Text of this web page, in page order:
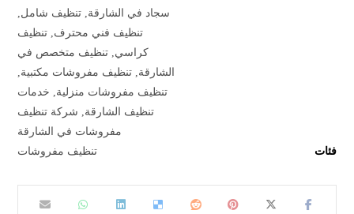
سجاد في الشارقة تنظيف شامل
تنظيف فني محترف تنظيف
كراسي تنظيف متخصص في
الشارقة تنظيف مفروشات مكتبية
تنظيف مفروشات منزلية
خدمات
تنظيف الشارقة
شركة تنظيف
مفروشات في الشارقة
فئات
تنظيف مفروشات